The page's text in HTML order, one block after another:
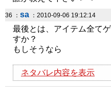
36 ： sa ：2010-09-06 19:12:14
最後とは、アイテム全て
すか？
もしそうなら
ネタバレ内容を表示